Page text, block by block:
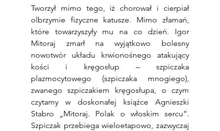
Tworzył mimo tego, iż chorował i cierpiał
olbrzymie fizyczne katusze. Mimo złamań,
które towarzyszyły mu na co dzień. Igor
Mitoraj zmarł na wyjątkowo bolesny
nowotwór układu krwionośnego atakujący
kości i kręgosłup – szpiczaka
plazmocytowego (szpiczaka mnogiego),
zwanego szpiczakiem kręgosłupa, o czym
czytamy w doskonałej książce Agnieszki
Stabro „Mitoraj. Polak o włoskim sercu”.
Szpiczak przebiega wieloetapowo, zazwyczaj